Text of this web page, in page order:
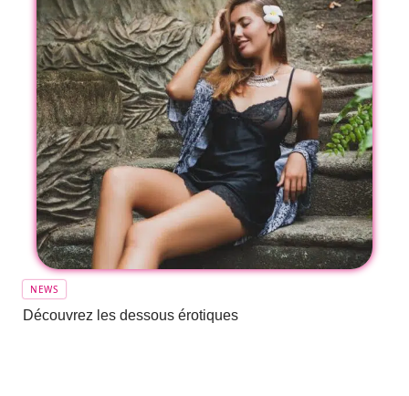
NEWS
Découvrez les dessous érotiques